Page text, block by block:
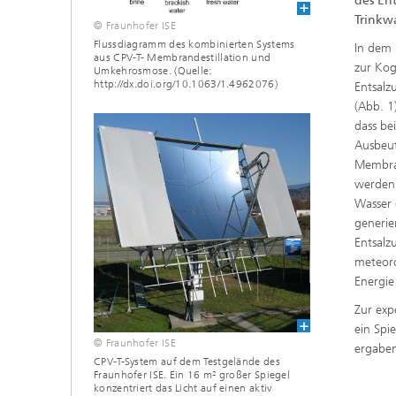
© Fraunhofer ISE
Flussdiagramm des kombinierten Systems
aus CPV-T- Membrandestillation und
Umkehrosmose. (Quelle:
http://dx.doi.org/10.1063/1.4962076)
© Fraunhofer ISE
CPV-T-System auf dem Testgelände des
Fraunhofer ISE. Ein 16 m² großer Spiegel
konzentriert das Licht auf einen aktiv
In dem
zur
(Abb.
dass
Zur
ein